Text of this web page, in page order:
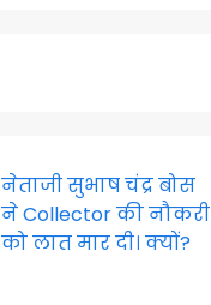
नेताजी सुभाष चंद्र बोस
ने Collector की नौकरी
को लात मार दी। क्यों?